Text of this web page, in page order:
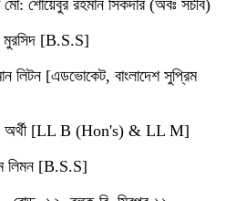
মো: শোয়েবুর রহমান সিকদার (অবঃ সচীব)
[B.S.S]
লিটন [এডভোকেট, বাংলাদেশ সুপ্রিম
[LL B (Hon's) & LL M]
লিমন [B.S.S]